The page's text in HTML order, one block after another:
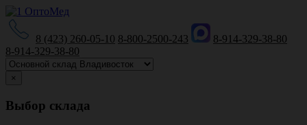
8 (423) 260-05-10 8-800-2500-243
8-914-329-38-80
8-914-329-38-80
×
Выбор склада